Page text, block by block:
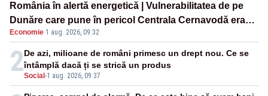
România în alertă energetică | Vulnerabilitatea de pe
Dunăre care pune în pericol Centrala Cernavodă era
cunoscută de pe vremea lui Ceaușescu
Economie·1 aug. 2026, 09:32
2Social-1 aug. 2026, 09:37
De azi, milioane de români primesc un drept nou. Ce se
întâmplă dacă ți se strică un produs